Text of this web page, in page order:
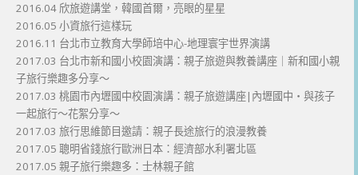
2016.04 欣旅遊講堂，韓國首爾，亮眼的星星
2016.05 小資旅行這樣玩
2016.11 台北市立教育大學師培中心-地理寰宇世界演講
2017.03 台北市新和國小校園演講：親子旅遊與教養講座｜新和國小親
子旅行樂趣多分享～
2017.03 桃園市內壢國中校園演講：親子旅遊講座|內壢國中・與孩子
一起旅行～花絮分享～
2017.03 旅行思維節目邀請：親子長途旅行的浪漫教養
2017.05 聰明省錢旅行歐洲日本：經濟部水利署北區
2017.05 親子旅行樂趣多：士林親子館